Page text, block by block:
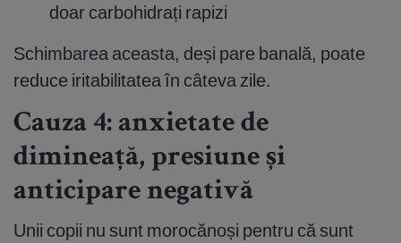
doar carbohidrați rapizi
Schimbarea aceasta, deși pare banală, poate
reduce iritabilitatea în câteva zile.
Cauza 4: anxietate de
dimineață, presiune și
anticipare negativă
Unii copii nu sunt morocănoși pentru că sunt